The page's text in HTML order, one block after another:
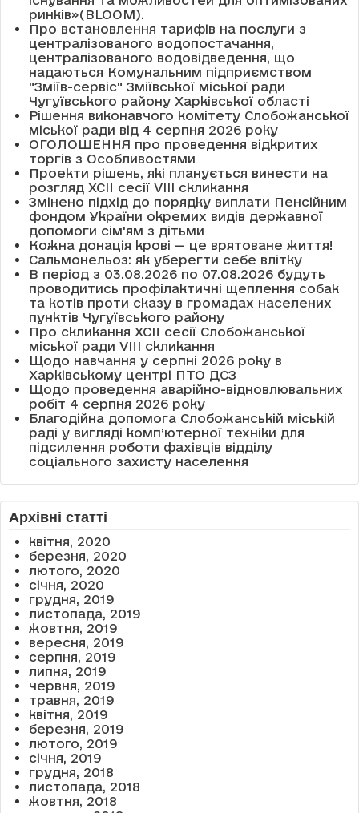
ринків»(BLOOM).
Про встановлення тарифів на послуги з
централізованого водопостачання,
централізованого водовідведення, що
надаються Комунальним підприємством
"Зміїв-сервіс" Зміївської міської ради
Чугуївського району Харківської області
Рішення виконавчого комітету Слобожанської
міської ради від 4 серпня 2026 року
ОГОЛОШЕННЯ про проведення відкритих
торгів з Особливостями
Проекти рішень, які планується винести на
розгляд XCII сесії VІІІ скликання
Змінено підхід до порядку виплати Пенсійним
фондом України окремих видів державної
допомоги сім'ям з дітьми
Кожна донація крові — це врятоване життя!
Сальмонельоз: як уберегти себе влітку
В період з 03.08.2026 по 07.08.2026 будуть
проводитись профілактичні щеплення собак
та котів проти сказу в громадах населених
пунктів Чугуївського району
Про скликання XCII сесії Слобожанської
міської ради VIII скликання
Щодо навчання у серпні 2026 року в
Харківському центрі ПТО ДСЗ
Щодо проведення аварійно-відновлювальних
робіт 4 серпня 2026 року
Благодійна допомога Слобожанській міській
раді у вигляді комп’ютерної техніки для
підсилення роботи фахівців відділу
соціального захисту населення
Архівні статті
квітня, 2020
березня, 2020
лютого, 2020
січня, 2020
грудня, 2019
листопада, 2019
жовтня, 2019
вересня, 2019
серпня, 2019
липня, 2019
червня, 2019
травня, 2019
квітня, 2019
березня, 2019
лютого, 2019
січня, 2019
грудня, 2018
листопада, 2018
жовтня, 2018